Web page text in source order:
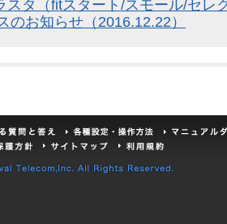
スタ（fitスタート/スモール/セレ
のお知らせ（2016.12.22）